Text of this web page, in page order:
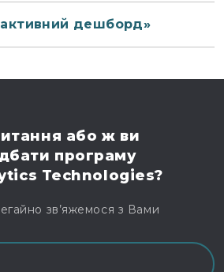
дешборд»
або ж ви
програму
Technologies?
зв’яжемося з Вами